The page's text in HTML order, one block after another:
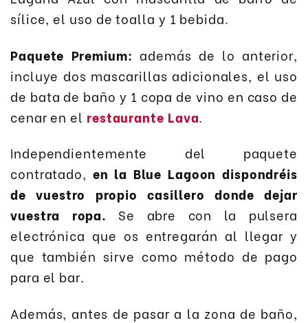
sílice, el uso de toalla y 1 bebida.
Paquete Premium: además de lo anterior,
incluye dos mascarillas adicionales, el uso
de bata de baño y 1 copa de vino en caso de
cenar en el restaurante Lava.
Independientemente del paquete
contratado, en la Blue Lagoon dispondréis
de vuestro propio casillero donde dejar
vuestra ropa. Se abre con la pulsera
electrónica que os entregarán al llegar y
que también sirve como método de pago
para el bar.
Además, antes de pasar a la zona de baño,